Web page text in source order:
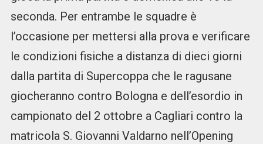
seconda. Per entrambe le squadre è
l’occasione per mettersi alla prova e verificare
le condizioni fisiche a distanza di dieci giorni
dalla partita di Supercoppa che le ragusane
giocheranno contro Bologna e dell’esordio in
campionato del 2 ottobre a Cagliari contro la
matricola S. Giovanni Valdarno nell’Opening